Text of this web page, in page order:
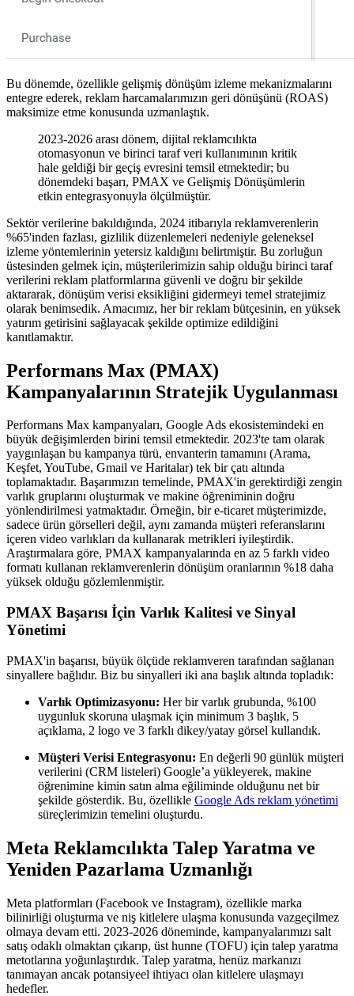
Bu dönemde, özellikle gelişmiş dönüşüm izleme mekanizmalarını
entegre ederek, reklam harcamalarımızın geri dönüşünü (ROAS)
maksimize etme konusunda uzmanlaştık.
2023-2026 arası dönem, dijital reklamcılıkta
otomasyonun ve birinci taraf veri kullanımının kritik
hale geldiği bir geçiş evresini temsil etmektedir; bu
dönemdeki başarı, PMAX ve Gelişmiş Dönüşümlerin
etkin entegrasyonuyla ölçülmüştür.
Sektör verilerine bakıldığında, 2024 itibarıyla reklamverenlerin
%65'inden fazlası, gizlilik düzenlemeleri nedeniyle geleneksel
izleme yöntemlerinin yetersiz kaldığını belirtmiştir. Bu zorluğun
üstesinden gelmek için, müşterilerimizin sahip olduğu birinci taraf
verilerini reklam platformlarına güvenli ve doğru bir şekilde
aktararak, dönüşüm verisi eksikliğini gidermeyi temel stratejimiz
olarak benimsedik. Amacımız, her bir reklam bütçesinin, en yüksek
yatırım getirisini sağlayacak şekilde optimize edildiğini
kanıtlamaktır.
Performans Max (PMAX)
Kampanyalarının Stratejik Uygulanması
Performans Max kampanyaları, Google Ads ekosistemindeki en
büyük değişimlerden birini temsil etmektedir. 2023'te tam olarak
yaygınlaşan bu kampanya türü, envanterin tamamını (Arama,
Keşfet, YouTube, Gmail ve Haritalar) tek bir çatı altında
toplamaktadır. Başarımızın temelinde, PMAX'in gerektirdiği zengin
varlık gruplarını oluşturmak ve makine öğreniminin doğru
yönlendirilmesi yatmaktadır. Örneğin, bir e-ticaret müşterimizde,
sadece ürün görselleri değil, aynı zamanda müşteri referanslarını
içeren video varlıkları da kullanarak metrikleri iyileştirdik.
Araştırmalara göre, PMAX kampanyalarında en az 5 farklı video
formatı kullanan reklamverenlerin dönüşüm oranlarının %18 daha
yüksek olduğu gözlemlenmiştir.
PMAX Başarısı İçin Varlık Kalitesi ve Sinyal
Yönetimi
PMAX'in başarısı, büyük ölçüde reklamveren tarafından sağlanan
sinyallere bağlıdır. Biz bu sinyalleri iki ana başlık altında topladık:
Varlık Optimizasyonu: Her bir varlık grubunda, %100
uygunluk skoruna ulaşmak için minimum 3 başlık, 5
açıklama, 2 logo ve 3 farklı dikey/yatay görsel kullandık.
Müşteri Verisi Entegrasyonu: En değerli 90 günlük müşteri
verilerini (CRM listeleri) Google’a yükleyerek, makine
öğrenimine kimin satın alma eğiliminde olduğunu net bir
şekilde gösterdik. Bu, özellikle Google Ads reklam yönetimi
süreçlerimizin temelini oluşturdu.
Meta Reklamcılıkta Talep Yaratma ve
Yeniden Pazarlama Uzmanlığı
Meta platformları (Facebook ve Instagram), özellikle marka
bilinirliği oluşturma ve niş kitlelere ulaşma konusunda vazgeçilmez
olmaya devam etti. 2023-2026 döneminde, kampanyalarımızı salt
satış odaklı olmaktan çıkarıp, üst hunne (TOFU) için talep yaratma
metotlarına yoğunlaştırdık. Talep yaratma, henüz markanızı
tanımayan ancak potansiyeel ihtiyacı olan kitlelere ulaşmayı
hedefler.